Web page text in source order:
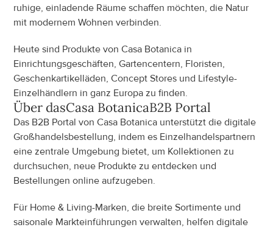
ruhige, einladende Räume schaffen möchten, die Natur
mit modernem Wohnen verbinden.
Heute sind Produkte von Casa Botanica in
Einrichtungsgeschäften, Gartencentern, Floristen,
Geschenkartikelläden, Concept Stores und Lifestyle-
Einzelhändlern in ganz Europa zu finden.
Über dasCasa BotanicaB2B Portal
Das B2B Portal von Casa Botanica unterstützt die digitale
Großhandelsbestellung, indem es Einzelhandelspartnern
eine zentrale Umgebung bietet, um Kollektionen zu
durchsuchen, neue Produkte zu entdecken und
Bestellungen online aufzugeben.
Für Home & Living-Marken, die breite Sortimente und
saisonale Markteinführungen verwalten, helfen digitale